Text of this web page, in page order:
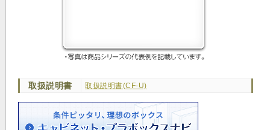
取扱説明書 取扱説明書(CF-U)